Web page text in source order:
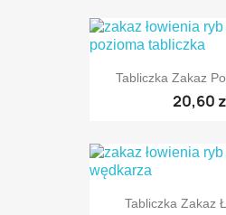
Tabliczka Zakaz
20,60
Tabliczka Zakaz